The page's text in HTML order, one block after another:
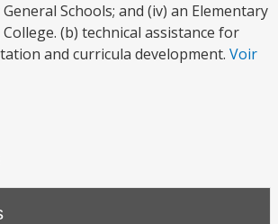
Schools; and (iv) an Elementary
(b) technical assistance for
and curricula development. Voir